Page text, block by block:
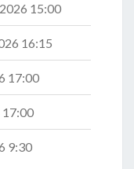
15:00
16:15
17:00
17:00
9:30